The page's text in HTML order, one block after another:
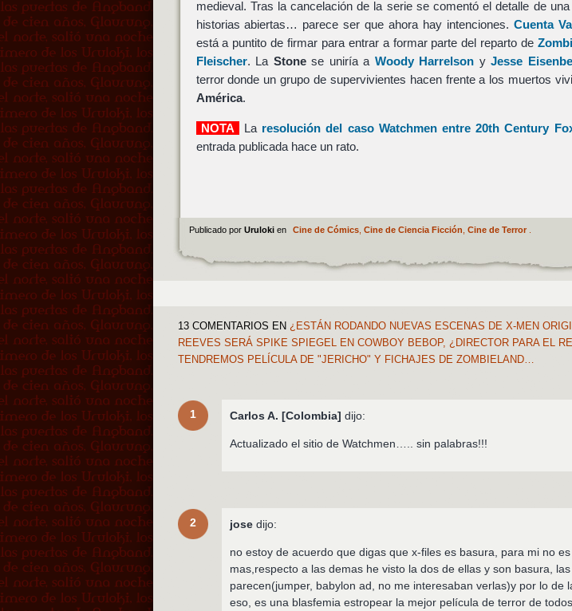
medieval. Tras la cancelación de la serie se comentó el detalle de
historias abiertas… parece ser que ahora hay intenciones. Cuenta
está a puntito de firmar para entrar a formar parte del reparto de
Fleischer. La Stonese uniría a Woody Harrelson yJesse
terror donde un grupo de supervivientes hacen frente a los muertos
América.
NOTA La resolución del caso Watchmen entre 20th Century
entrada publicada hace un rato.
Publicado por Uruloki en Cine de Cómics, Cine de Ciencia Ficción Cine de Terror.
13 COMENTARIOS EN ¿ESTÁN RODANDO NUEVAS ESCENAS DE X-MEN
REEVES SERÁ SPIKE SPIEGEL EN COWBOY BEBOP, ¿DIRECTOR PARA EL
TENDREMOS PELÍCULA DE "JERICHO" Y FICHAJES DE ZOMBIELAND…
1 Carlos A. [Colombia] dijo:
Actualizado el sitio de Watchmen….. sin palabras!!!
2 jose dijo:
no estoy de acuerdo que digas que x-files es basura, para mi no
mas,respecto a las demas he visto la dos de ellas y son basura,
parecen(jumper, babylon ad, no me interesaban verlas)y por lo de
eso, es una blasfemia estropear la mejor película de terror de